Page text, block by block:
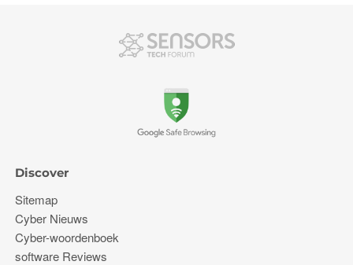
Discover
Sitemap
Cyber ​​Nieuws
Cyber-woordenboek
software Reviews